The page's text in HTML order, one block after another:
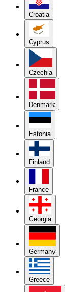
Croatia
Cyprus
Czechia
Denmark
Estonia
Finland
France
Georgia
Germany
Greece